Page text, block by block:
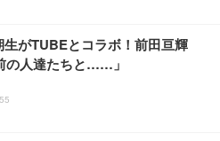
生がTUBEとコラボ！前田亘輝
の人達たちと……」